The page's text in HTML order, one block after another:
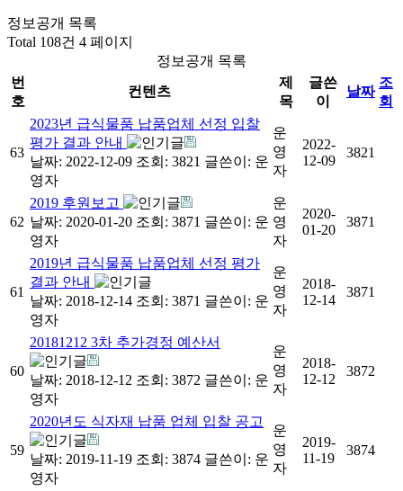
정보공개 목록
Total 108건 4 페이지
정보공개 목록
번
호
컨텐츠
제
목
글쓴
이
날짜
조
회
63
2023년 급식물품 납품업체 선정 입찰
평가 결과 안내
날짜: 2022-12-09 조회: 3821 글쓴이: 운
영자
운
영
자
2022-
12-09
3821
62
2019 후원보고
날짜: 2020-01-20 조회: 3871 글쓴이: 운
영자
운
영
자
2020-
01-20
3871
61
2019년 급식물품 납품업체 선정 평가
결과 안내
날짜: 2018-12-14 조회: 3871 글쓴이: 운
영자
운
영
자
2018-
12-14
3871
60
20181212 3차 추가경정 예산서
날짜: 2018-12-12 조회: 3872 글쓴이: 운
영자
운
영
자
2018-
12-12
3872
59
2020년도 식자재 납품 업체 입찰 공고
날짜: 2019-11-19 조회: 3874 글쓴이: 운
영자
운
영
자
2019-
11-19
3874